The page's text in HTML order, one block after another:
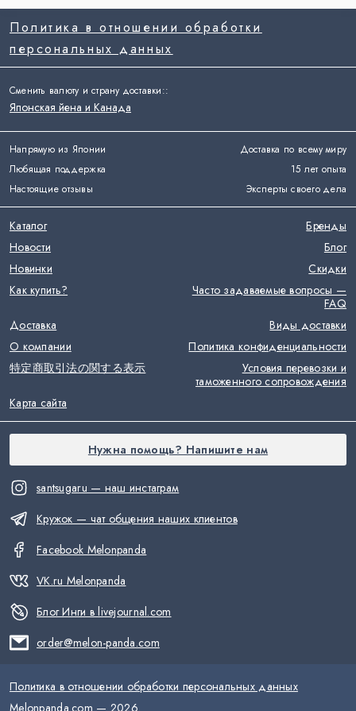
Напрямую из Японии
Доставка по всему миру
Любящая поддержка
15 лет опыта
Настоящие отзывы
Эксперты своего дела
santsugaru — наш инстаграм
Кружок — чат общения наших клиентов
Facebook Melonpanda
VK.ru Melonpanda
Блог Инги в livejournal.com
order@melon-panda.com
Политика в отношении обработки
персональных данных
Каталог
Бренды
Новости
Блог
Новинки
Скидки
Как купить?
Часто задаваемые вопросы —
FAQ
Доставка
Виды доставки
О компании
Политика конфиденциальности
特定商取引法の関する表示
Условия перевозки и
таможенного сопровождения
Карта сайта
Сменить валюту и страну доставки::
Японская йена и Канада
Нужна помощь? Напишите нам
Политика в отношении обработки персональных данных
Melonpanda.com — 2026